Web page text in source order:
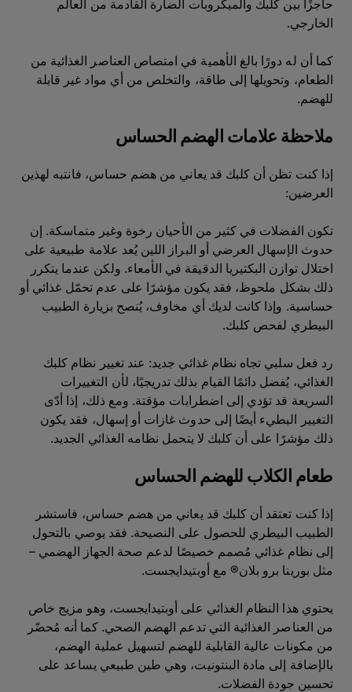
حاجزًا بين كلبك والميكروبات الضارة القادمة من العالم
الخارجي.
كما أن له دورًا بالغ الأهمية في امتصاص العناصر الغذائية من
الطعام، وتحويلها إلى طاقة، والتخلص من أي مواد غير قابلة
للهضم.
ملاحظة علامات الهضم الحساس
إذا كنت تظن أن كلبك قد يعاني من هضم حساس، فانتبه لهذين
العرضين:
تكون الفضلات في كثير من الأحيان رخوة وغير متماسكة. إن
حدوث الإسهال العرضي أو البراز اللين يُعد علامة طبيعية على
اختلال توازن البكتيريا الدقيقة في الأمعاء. ولكن عندما يتكرر
ذلك بشكل ملحوظ، فقد يكون مؤشرًا على عدم تحمّل غذائي أو
حساسية. وإذا كانت لديك أي مخاوف، يُنصح بزيارة الطبيب
البيطري لفحص كلبك.
رد فعل سلبي تجاه نظام غذائي جديد: عند تغيير نظام كلبك
الغذائي، يُفضل دائمًا القيام بذلك تدريجيًا، لأن التغييرات
السريعة قد تؤدي إلى اضطرابات مؤقتة. ومع ذلك، إذا أدّى
التغيير البطيء أيضًا إلى حدوث غازات أو إسهال، فقد يكون
ذلك مؤشرًا على أن كلبك لا يتحمل نظامه الغذائي الجديد.
طعام الكلاب للهضم الحساس
إذا كنت تعتقد أن كلبك قد يعاني من هضم حساس، فاستشر
الطبيب البيطري للحصول على النصيحة. فقد يوصي بالتحول
إلى نظام غذائي مُصمم خصيصًا لدعم صحة الجهاز الهضمي –
مثل بورينا برو بلان® مع أوبتيدايجست.
يحتوي هذا النظام الغذائي على أوبتيدايجست، وهو مزيج خاص
من العناصر الغذائية التي تدعم الهضم الصحي. كما أنه مُحضّر
من مكونات عالية القابلية للهضم لتسهيل عملية الهضم،
بالإضافة إلى مادة البنتونيت، وهي طين طبيعي يساعد على
تحسين جودة الفضلات.